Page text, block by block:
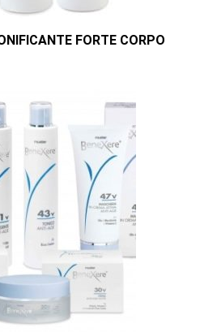
FORTE CORPO